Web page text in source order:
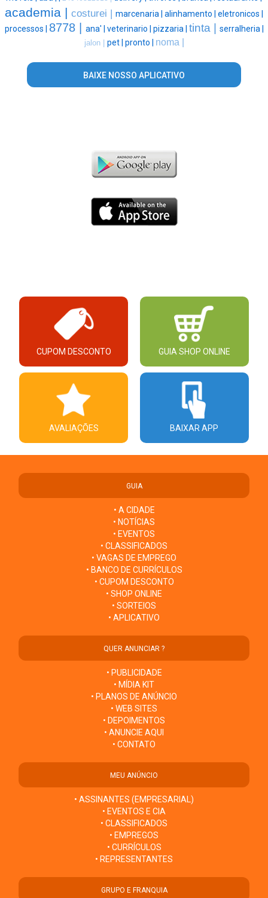
academia | costurei | marcenaria | alinhamento | eletronicos |
processos | 8778 | ana' | veterinario | pizzaria | tinta | serralheria |
jalon | pet | pronto | noma |
BAIXE NOSSO APLICATIVO
CUPOM DESCONTO GUIA SHOP ONLINE
AVALIAÇÕES BAIXAR APP
GUIA
• A CIDADE
• NOTÍCIAS
• EVENTOS
• CLASSIFICADOS
• VAGAS DE EMPREGO
• BANCO DE CURRÍCULOS
• CUPOM DESCONTO
• SHOP ONLINE
• SORTEIOS
• APLICATIVO
QUER ANUNCIAR ?
• PUBLICIDADE
• MÍDIA KIT
• PLANOS DE ANÚNCIO
• WEB SITES
• DEPOIMENTOS
• ANUNCIE AQUI
• CONTATO
MEU ANÚNCIO
• ASSINANTES (EMPRESARIAL)
• EVENTOS E CIA
• CLASSIFICADOS
• EMPREGOS
• CURRÍCULOS
• REPRESENTANTES
GRUPO E FRANQUIA